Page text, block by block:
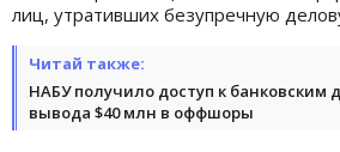
лиц, утративших безупречную
Читай также:
НАБУ получило доступ к банковским
вывода $40 млн в оффшоры